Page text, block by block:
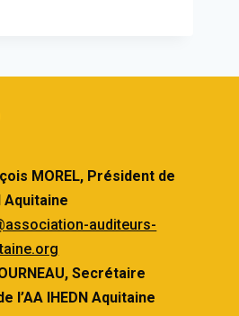
MOREL, Président de
Aquitaine
auditeurs-
Secrétaire
l’AA IHEDN Aquitaine